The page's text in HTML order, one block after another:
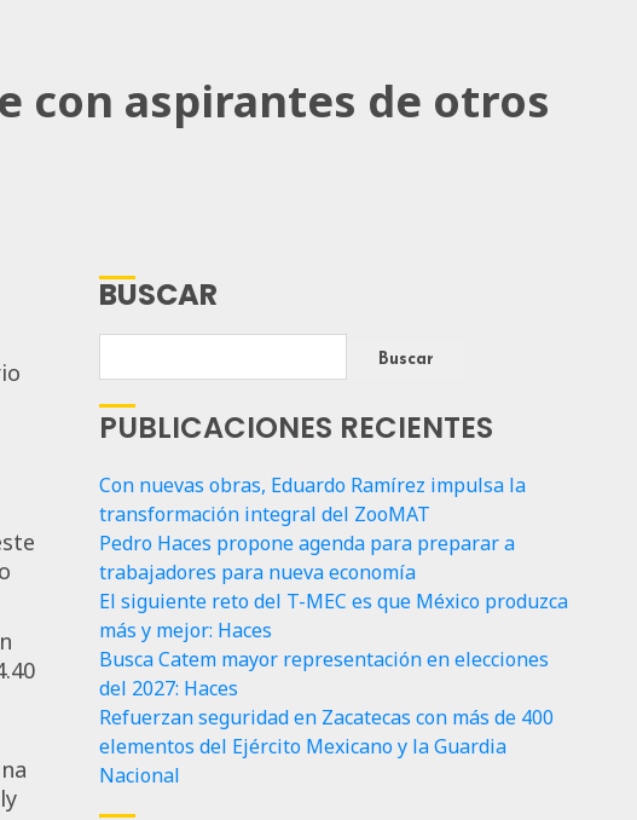
con aspirantes de otros
BUSCAR
Buscar
PUBLICACIONES RECIENTES
Con nuevas obras, Eduardo Ramírez impulsa la
transformación integral del ZooMAT
Pedro Haces propone agenda para preparar a
trabajadores para nueva economía
El siguiente reto del T-MEC es que México produzca
más y mejor: Haces
Busca Catem mayor representación en elecciones
del 2027: Haces
Refuerzan seguridad en Zacatecas con más de 400
elementos del Ejército Mexicano y la Guardia
Nacional